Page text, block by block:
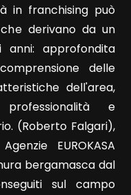
in franchising può
derivano da un
anni: approfondita
delle
dell'area,
professionalità e
(Roberto Falgari),
EUROKASA
bergamasca dal
sul campo